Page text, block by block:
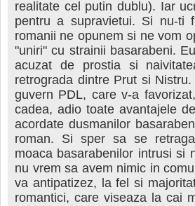
realitate cel putin dublu). Iar
pentru a supravietui. Si nu-ti
romanii ne opunem si ne vom
"uniri" cu strainii basarabeni.
acuzat de prostia si
retrograda dintre Prut si
guvern PDL, care v-a
cadea, adio toate avantajele
acordate dusmanilor
roman. Si sper sa se
moaca basarabenilor intrusi si
nu vrem sa avem nimic in
va antipatizez, la fel si
romantici, care viseaza la cai